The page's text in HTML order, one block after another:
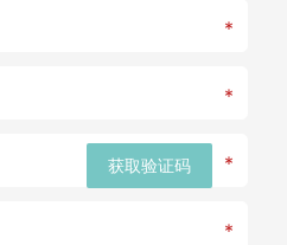
*
*
*
获取验证码
*